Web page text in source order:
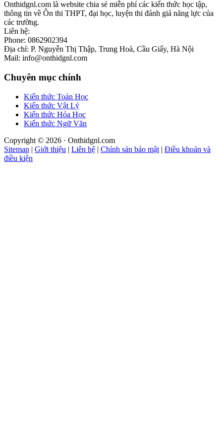
Onthidgnl.com là website chia sẻ miễn phí các kiến thức học tập,
thông tin về Ôn thi THPT, đại học, luyện thi đánh giá năng lực của
các trường.
Liên hệ:
Phone: 0862902394
Địa chỉ: P. Nguyễn Thị Thập, Trung Hoà, Cầu Giấy, Hà Nội
Mail: info@onthidgnl.com
Chuyên mục chính
Kiến thức Toán Học
Kiến thức Vật Lý
Kiến thức Hóa Học
Kiến thức Ngữ Văn
Copyright © 2026 · Onthidgnl.com
Sitemap | Giới thiệu | Liên hệ | Chính sản bảo mật | Điều khoản và
điều kiện